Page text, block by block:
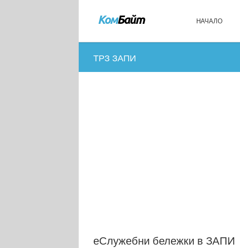
НАЧАЛО
ТРЗ ЗАПИ
еСлужебни бележки в ЗАПИ